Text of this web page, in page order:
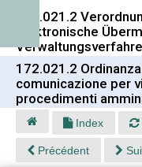
172.021.2
elektronische
172.021.2
comunicazione per
procedimenti
Index
Précédent